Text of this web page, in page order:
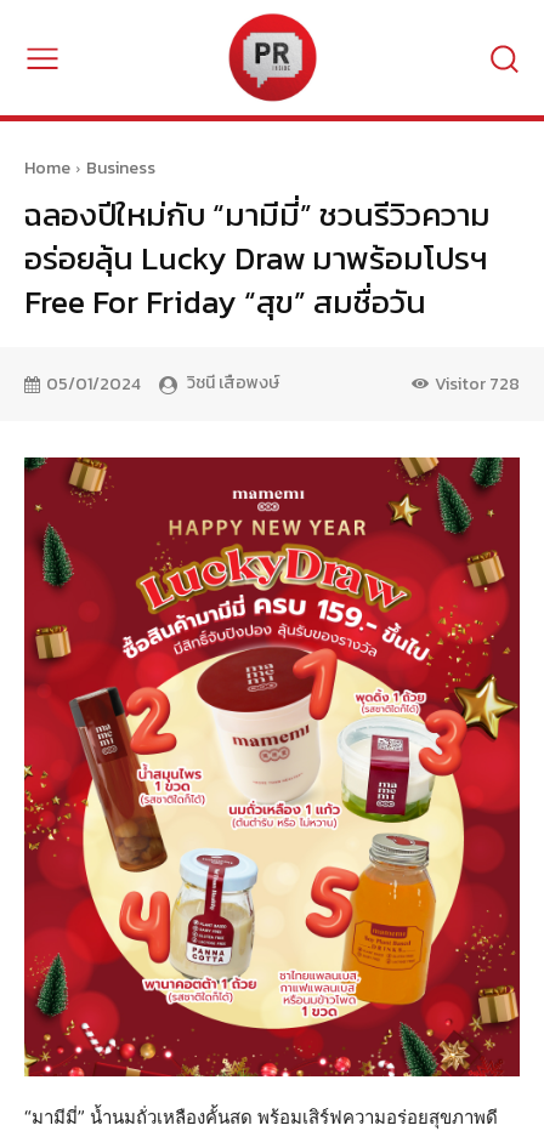
Home Business
ฉลองปีใหม่กับ “มามีมี่” ชวนรีวิวความ
อร่อยลุ้น Lucky Draw มาพร้อมโปรฯ
Free For Friday “สุข” สมชื่อวัน
05/01/2024 วิชนี เสือพงษ์ Visitor728
“มามีมี่” น้ำนมถั่วเหลืองคั้นสด พร้อมเสิร์ฟความอร่อยสุขภาพดี